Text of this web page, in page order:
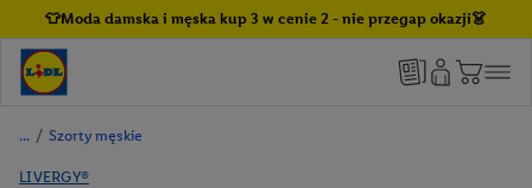
👕Moda damska i męska kup 3 w cenie 2 - nie przegap okazji👗
/ Szorty męskie
LIVERGY®